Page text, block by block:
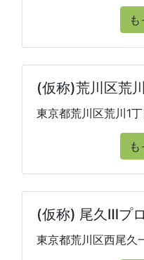
(仮称)荒川区荒
東京都荒川区荒川1
(仮称) 尾久Ⅲプ
東京都荒川区西尾久